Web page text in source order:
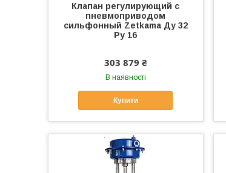
Клапан регулирующий с
пневмоприводом
сильфонный Zetkama Ду 32
Ру 16
303 879 ₴
В наявності
Купити